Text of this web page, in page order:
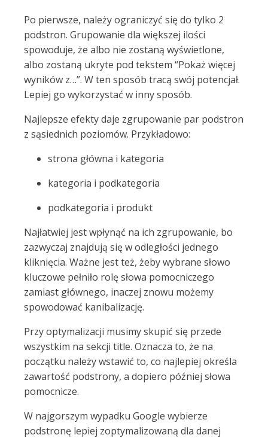
Po pierwsze, należy ograniczyć się do tylko 2
podstron. Grupowanie dla większej ilości
spowoduje, że albo nie zostaną wyświetlone,
albo zostaną ukryte pod tekstem “Pokaż więcej
wyników z…”. W ten sposób tracą swój potencjał.
Lepiej go wykorzystać w inny sposób.
Najlepsze efekty daje zgrupowanie par podstron
z sąsiednich poziomów. Przykładowo:
strona główna i kategoria
kategoria i podkategoria
podkategoria i produkt
Najłatwiej jest wpłynąć na ich zgrupowanie, bo
zazwyczaj znajdują się w odległości jednego
kliknięcia. Ważne jest też, żeby wybrane słowo
kluczowe pełniło rolę słowa pomocniczego
zamiast głównego, inaczej znowu możemy
spowodować kanibalizację.
Przy optymalizacji musimy skupić się przede
wszystkim na sekcji title. Oznacza to, że na
początku należy wstawić to, co najlepiej określa
zawartość podstrony, a dopiero później słowa
pomocnicze.
W najgorszym wypadku Google wybierze
podstronę lepiej zoptymalizowaną dla danej